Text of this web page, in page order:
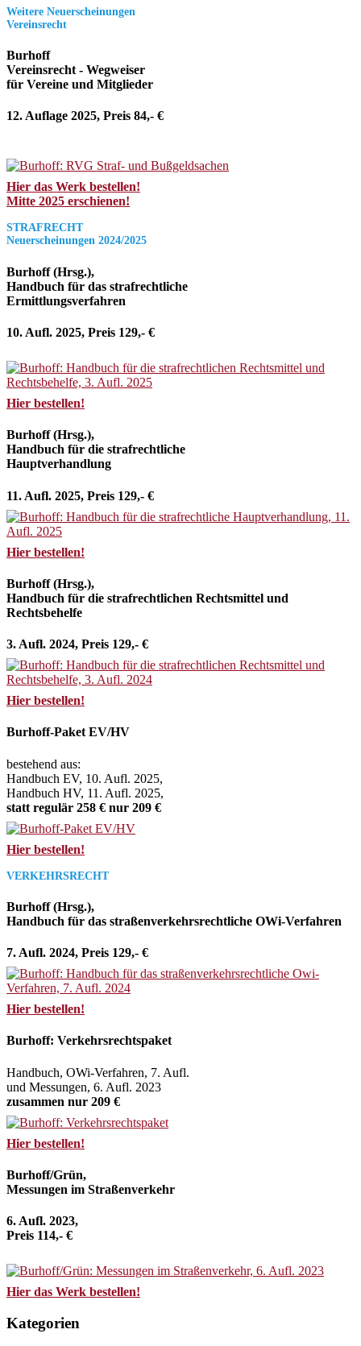
Weitere Neuerscheinungen
Vereinsrecht
Burhoff
Vereinsrecht - Wegweiser
für Vereine und Mitglieder
12. Auflage 2025, Preis 84,- €
Hier das Werk bestellen!
Mitte 2025 erschienen!
STRAFRECHT
Neuerscheinungen 2024/2025
Burhoff (Hrsg.),
Handbuch für das strafrechtliche
Ermittlungsverfahren
10. Aufl. 2025, Preis 129,- €
Hier bestellen!
Burhoff (Hrsg.),
Handbuch für die strafrechtliche
Hauptverhandlung
11. Aufl. 2025, Preis 129,- €
Hier bestellen!
Burhoff (Hrsg.),
Handbuch für die strafrechtlichen Rechtsmittel und
Rechtsbehelfe
3. Aufl. 2024, Preis 129,- €
Hier bestellen!
Burhoff-Paket EV/HV
bestehend aus:
Handbuch EV, 10. Aufl. 2025,
Handbuch HV, 11. Aufl. 2025,
statt regulär 258 € nur 209 €
Hier bestellen!
VERKEHRSRECHT
Burhoff (Hrsg.),
Handbuch für das straßenverkehrsrechtliche OWi-Verfahren
7. Aufl. 2024, Preis 129,- €
Hier bestellen!
Burhoff: Verkehrsrechtspaket
Handbuch, OWi-Verfahren, 7. Aufl.
und Messungen, 6. Aufl. 2023
zusammen nur 209 €
Hier bestellen!
Burhoff/Grün,
Messungen im Straßenverkehr
6. Aufl. 2023,
Preis 114,- €
Hier das Werk bestellen!
Kategorien